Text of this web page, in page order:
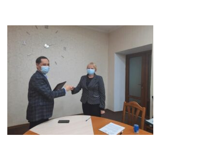
instituției
Planuri
de
activitate
Parteneriate
Proiecte